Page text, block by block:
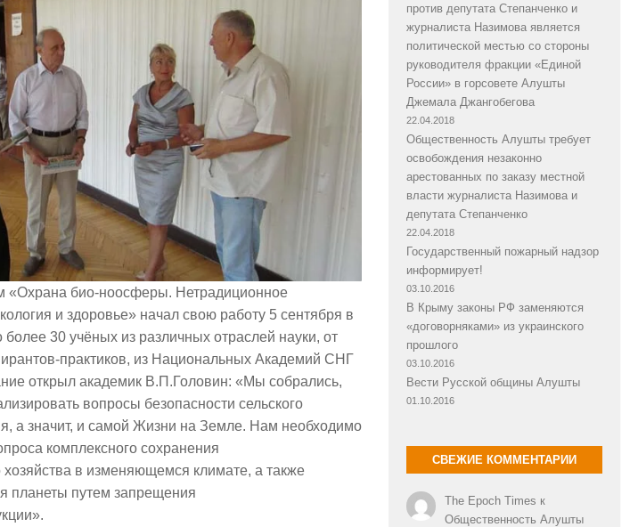
«Охрана био-ноосферы. Нетрадиционное
и здоровье» начал свою работу 5 сентября в
30 учёных из различных отраслей науки, от
практиков, из Национальных Академий СНГ
открыл академик В.П.Головин: «Мы собрались,
вопросы безопасности сельского
а значит, и самой Жизни на Земле. Нам необходимо
комплексного сохранения
хозяйства в изменяющемся климате, а также
планеты путем запрещения
против депутата Степанченко и
журналиста Назимова является
политической местью со стороны
руководителя фракции «Единой
России» в горсовете Алушты
Джемала Джангобегова
22.04.2018
Общественность Алушты требует
освобождения незаконно
арестованных по заказу местной
власти журналиста Назимова и
депутата Степанченко
22.04.2018
Государственный пожарный надзор
информирует!
03.10.2016
В Крыму законы РФ заменяются
«договорняками» из украинского
прошлого
03.10.2016
Вести Русской общины Алушты
01.10.2016
СВЕЖИЕ КОММЕНТАРИИ
The Epoch Times к
Общественность Алушты